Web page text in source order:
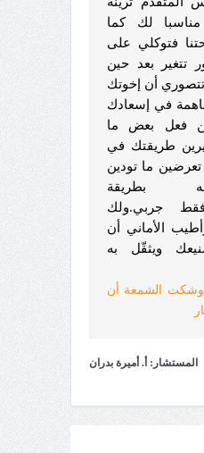
لك كما
فتوكلي على
تتغير بعد حين
تتصوري أن إخوتك
في إسعادك
فعل بعض ما
طريقتك في
ما تودين
بطريقة
فقط جربي.ولك
الأماني أن
ويثقّل به
الشمعة أن
المستشار: أ. أميرة بدران